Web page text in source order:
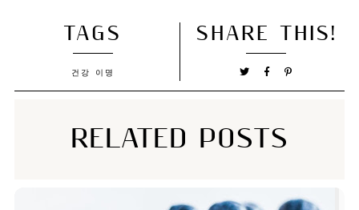
SHARE THIS!
TAGS
건강 이명
RELATED POSTS